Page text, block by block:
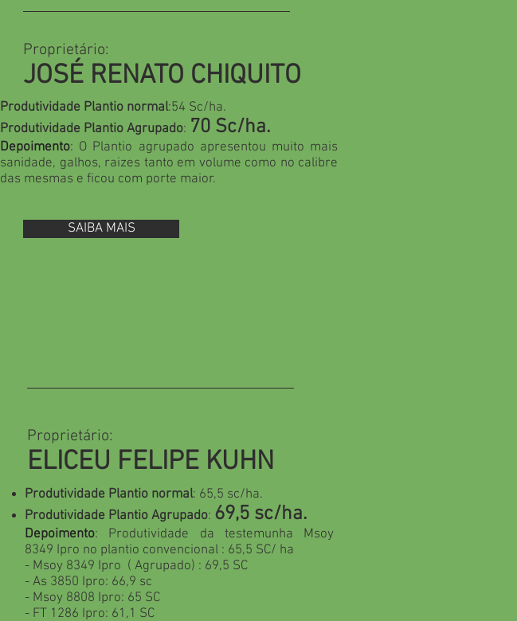
Proprietário:
JOSÉ RENATO CHIQUITO
Produtividade Plantio normal:54 Sc/ha.
Produtividade Plantio Agrupado: 70 Sc/ha.
Depoimento: O Plantio agrupado apresentou muito mais
sanidade, galhos, raizes tanto em volume como no calibre
das mesmas e ficou com porte maior.
SAIBA MAIS
Proprietário:
ELICEU FELIPE KUHN
Produtividade Plantio normal: 65,5 sc/ha.
Produtividade Plantio Agrupado: 69,5 sc/ha.
Depoimento: Produtividade da testemunha Msoy
8349 Ipro no plantio convencional : 65,5 SC/ ha
- Msoy 8349 Ipro ( Agrupado) : 69,5 SC
- As 3850 Ipro: 66,9 sc
- Msoy 8808 Ipro: 65 SC
- FT 1286 Ipro: 61,1 SC